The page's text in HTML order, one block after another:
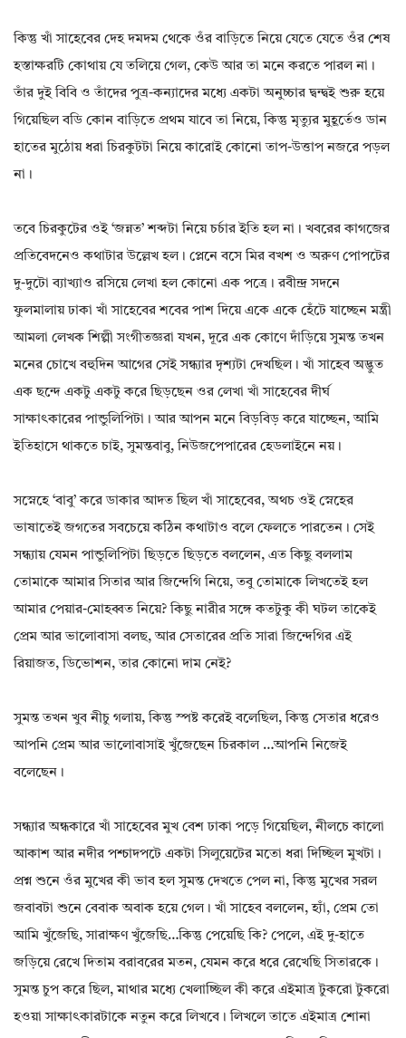
কিন্তু খাঁ সাহেবের দেহ দমদম থেকে ওঁর বাড়িতে নিয়ে যেতে যেতে ওঁর শেষ
হস্তাক্ষরটি কোথায় যে তলিয়ে গেল, কেউ আর তা মনে করতে পারল না।
তাঁর দুই বিবি ও তাঁদের পুত্র-কন্যাদের মধ্যে একটা অনুচ্চার দ্বন্দ্বই শুরু হয়ে
গিয়েছিল বডি কোন বাড়িতে প্রথম যাবে তা নিয়ে, কিন্তু মৃত্যুর মুহূর্তেও ডান
হাতের মুঠোয় ধরা চিরকুটটা নিয়ে কারোই কোনো তাপ-উত্তাপ নজরে পড়ল
না।
তবে চিরকুটের ওই ‘জন্নত’ শব্দটা নিয়ে চর্চার ইতি হল না। খবরের কাগজের
প্রতিবেদনেও কথাটার উল্লেখ হল। প্লেনে বসে মির বখশ ও অরুণ পোপটের
দু-দুটো ব্যাখ্যাও রসিয়ে লেখা হল কোনো এক পত্রে। রবীন্দ্র সদনে
ফুলমালায় ঢাকা খাঁ সাহেবের শবের পাশ দিয়ে একে একে হেঁটে যাচ্ছেন মন্ত্রী
আমলা লেখক শিল্পী সংগীতজ্ঞরা যখন, দূরে এক কোণে দাঁড়িয়ে সুমন্ত তখন
মনের চোখে বহুদিন আগের সেই সন্ধ্যার দৃশ্যটা দেখছিল। খাঁ সাহেব অদ্ভুত
এক ছন্দে একটু একটু করে ছিড়ছেন ওর লেখা খাঁ সাহেবের দীর্ঘ
সাক্ষাৎকারের পান্ডুলিপিটা। আর আপন মনে বিড়বিড় করে যাচ্ছেন, আমি
ইতিহাসে থাকতে চাই, সুমন্তবাবু, নিউজপেপারের হেডলাইনে নয়।
সস্নেহে ‘বাবু’ করে ডাকার আদত ছিল খাঁ সাহেবের, অথচ ওই স্নেহের
ভাষাতেই জগতের সবচেয়ে কঠিন কথাটাও বলে ফেলতে পারতেন। সেই
সন্ধ্যায় যেমন পান্ডুলিপিটা ছিড়তে ছিড়তে বললেন, এত কিছু বললাম
তোমাকে আমার সিতার আর জিন্দেগি নিয়ে, তবু তোমাকে লিখতেই হল
আমার পেয়ার-মোহব্বত নিয়ে? কিছু নারীর সঙ্গে কতটুকু কী ঘটল তাকেই
প্রেম আর ভালোবাসা বলছ, আর সেতারের প্রতি সারা জিন্দেগির এই
রিয়াজত, ডিভোশন, তার কোনো দাম নেই?
সুমন্ত তখন খুব নীচু গলায়, কিন্তু স্পষ্ট করেই বলেছিল, কিন্তু সেতার ধরেও
আপনি প্রেম আর ভালোবাসাই খুঁজেছেন চিরকাল …আপনি নিজেই
বলেছেন।
সন্ধ্যার অন্ধকারে খাঁ সাহেবের মুখ বেশ ঢাকা পড়ে গিয়েছিল, নীলচে কালো
আকাশ আর নদীর পশ্চাদপটে একটা সিলুয়েটের মতো ধরা দিচ্ছিল মুখটা।
প্রশ্ন শুনে ওঁর মুখের কী ভাব হল সুমন্ত দেখতে পেল না, কিন্তু মুখের সরল
জবাবটা শুনে বেবাক অবাক হয়ে গেল। খাঁ সাহেব বললেন, হ্যাঁ, প্রেম তো
আমি খুঁজেছি, সারাক্ষণ খুঁজেছি…কিন্তু পেয়েছি কি? পেলে, এই দু-হাতে
জড়িয়ে রেখে দিতাম বরাবরের মতন, যেমন করে ধরে রেখেছি সিতারকে।
সুমন্ত চুপ করে ছিল, মাথার মধ্যে খেলাচ্ছিল কী করে এইমাত্র টুকরো টুকরো
হওয়া সাক্ষাৎকারটাকে নতুন করে লিখবে। লিখলে তাতে এইমাত্র শোনা